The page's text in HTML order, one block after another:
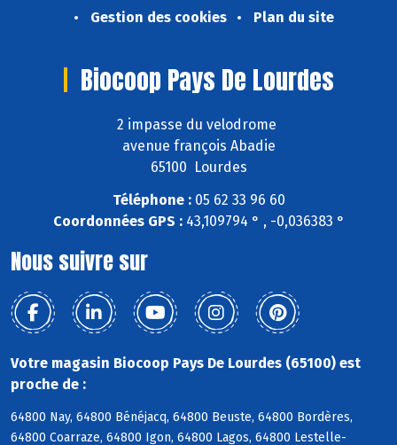
Gestion des cookies
Plan du site
Biocoop Pays De Lourdes
2 impasse du velodrome
avenue françois Abadie
65100 Lourdes
Téléphone :05 62 33 96 60
Coordonnées GPS :43,109794 ° , -0,036383 °
Nous suivre sur
Votre magasin Biocoop Pays De Lourdes (65100) est
proche de :
64800 Nay, 64800 Bénéjacq, 64800 Beuste, 64800 Bordères,
64800 Coarraze, 64800 Igon, 64800 Lagos, 64800 Lestelle-